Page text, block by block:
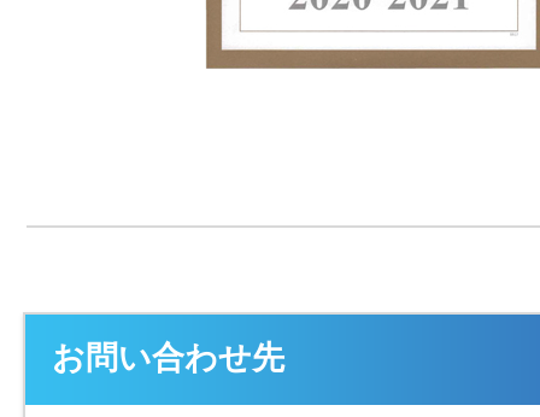
お問い合わせ先